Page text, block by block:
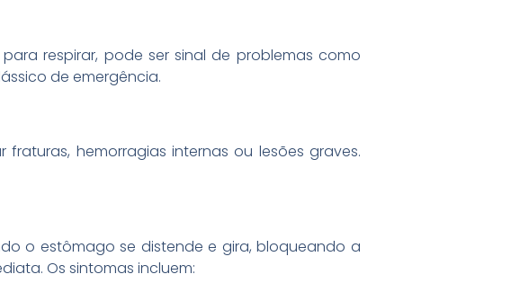
respirar, pode ser sinal de problemas como
de emergência.
hemorragias internas ou lesões graves.
o estômago se distende e gira, bloqueando a
Os sintomas incluem: